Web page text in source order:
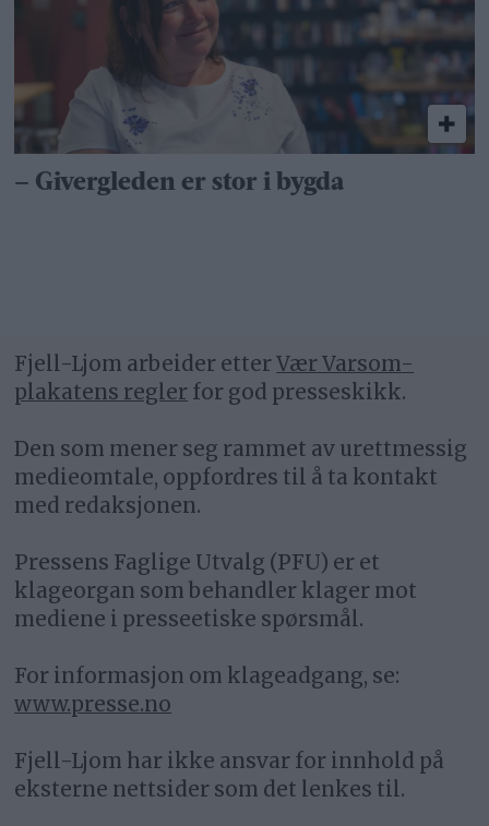
– Givergleden er stor i bygda
Fjell-Ljom arbeider etterVær Varsom-
plakatens regler for god presseskikk.
Den som mener seg rammet av urettmessig
medieomtale, oppfordres til å ta kontakt
med redaksjonen.
Pressens Faglige Utvalg (PFU) er et
klageorgan som behandler klager mot
mediene i presseetiske spørsmål.
For informasjon om klageadgang, se:
www.presse.no
Fjell-Ljom har ikke ansvar for innhold på
eksterne nettsider som det lenkes til.